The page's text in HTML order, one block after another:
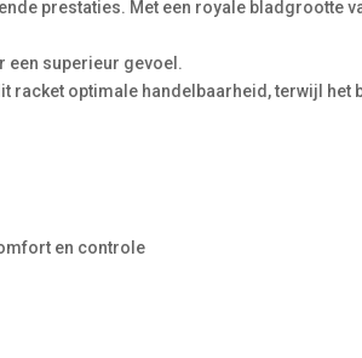
prestaties. Met een royale bladgrootte
een superieur gevoel.
racket optimale handelbaarheid, terwijl
en controle